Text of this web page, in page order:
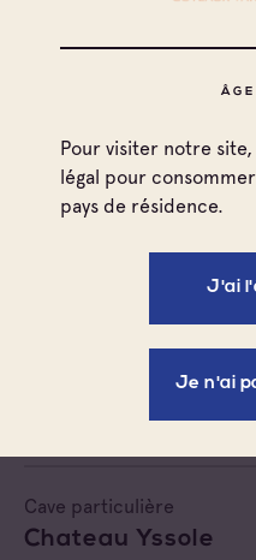
Pour visiter notre site,
légal pour
pays de résidence.
J'ai
Je n'ai
Domaine De
Domaine Dupuy
Cave particulière
Château Barthes
Vincent Rougier
Cave particulière
Chateau Yssole